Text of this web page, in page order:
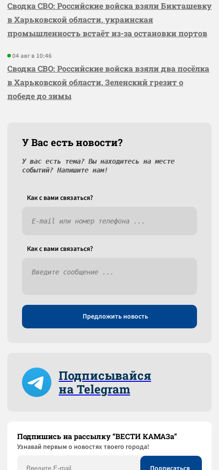
Сводка СВО: Российские войска взяли Бикташевку
в Харьковской области, украинская
промышленность встаёт из-за остановки портов
04 авг в 10:46
Сводка СВО: Российские войска взяли два посёлка
в Харьковской области, Зеленский грезит о
победе до зимы
У Вас есть новости?
У вас есть тема? Вы находитесь на месте
событий? Напишите нам!
Как c вами связаться?
Как c вами связаться?
Предложить новость
Подписывайся
на Telegram
Подпишись на рассылку “ВЕСТИ КАМАЗа”
Узнaвай первым о новостях твоего города!